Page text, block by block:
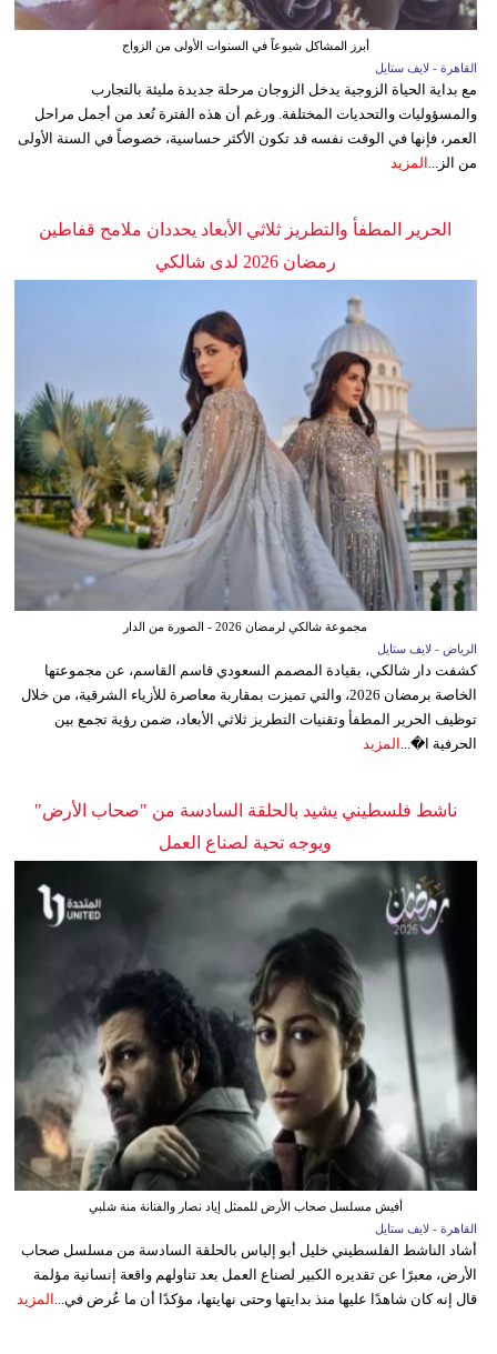
أبرز المشاكل شيوعاً في السنوات الأولى من الزواج
القاهرة - لايف ستايل
مع بداية الحياة الزوجية يدخل الزوجان مرحلة جديدة مليئة بالتجارب
والمسؤوليات والتحديات المختلفة. ورغم أن هذه الفترة تُعد من أجمل مراحل
العمر، فإنها في الوقت نفسه قد تكون الأكثر حساسية، خصوصاً في السنة الأولى
من الز...
المزيد
الحرير المطفأ والتطريز ثلاثي الأبعاد يحددان ملامح قفاطين
رمضان 2026 لدى شالكي
مجموعة شالكي لرمضان 2026 - الصورة من الدار
الرياض - لايف ستايل
كشفت دار شالكي، بقيادة المصمم السعودي قاسم القاسم، عن مجموعتها
الخاصة برمضان 2026، والتي تميزت بمقاربة معاصرة للأزياء الشرقية، من خلال
توظيف الحرير المطفأ وتقنيات التطريز ثلاثي الأبعاد، ضمن رؤية تجمع بين
الحرفية ا�... المزيد
ناشط فلسطيني يشيد بالحلقة السادسة من "صحاب الأرض"
ويوجه تحية لصناع العمل
أفيش مسلسل صحاب الأرض للممثل إياد نصار والفنانة منة شلبي
القاهرة - لايف ستايل
أشاد الناشط الفلسطيني خليل أبو إلياس بالحلقة السادسة من مسلسل صحاب
الأرض، معبرًا عن تقديره الكبير لصناع العمل بعد تناولهم واقعة إنسانية مؤلمة
قال إنه كان شاهدًا عليها منذ بدايتها وحتى نهايتها، مؤكدًا أن ما عُرض في... المزيد